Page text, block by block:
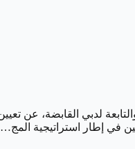
في إطار استراتيجية المج…